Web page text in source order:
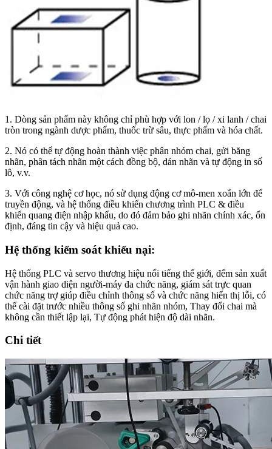
1. Dòng sản phẩm này không chỉ phù hợp với lon / lọ / xi lanh / chai
tròn trong ngành dược phẩm, thuốc trừ sâu, thực phẩm và hóa chất.
2. Nó có thể tự động hoàn thành việc phân nhóm chai, gửi băng
nhãn, phân tách nhãn một cách đồng bộ, dán nhãn và tự động in số
lô, v.v.
3. Với công nghệ cơ học, nó sử dụng động cơ mô-men xoắn lớn để
truyền động, và hệ thống điều khiển chương trình PLC & điều
khiển quang điện nhập khẩu, do đó đảm bảo ghi nhãn chính xác, ổn
định, đáng tin cậy và hiệu quả cao.
Hệ thống kiểm soát khiếu nại:
Hệ thống PLC và servo thương hiệu nổi tiếng thế giới, đếm sản xuất
vận hành giao diện người-máy đa chức năng, giám sát trực quan
chức năng trợ giúp điều chỉnh thông số và chức năng hiển thị lỗi, có
thể cài đặt trước nhiều thông số ghi nhãn nhóm, Thay đổi chai mà
không cần thiết lập lại, Tự động phát hiện độ dài nhãn.
Chi tiết